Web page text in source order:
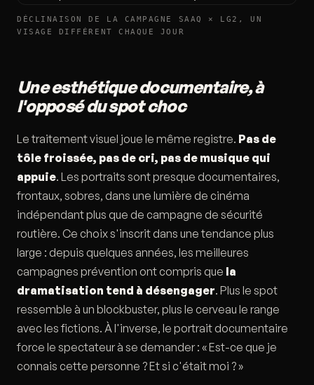
DÉCLINAISON DE LA CAMPAGNE SAAQ × LG2, UN
VISAGE DIFFÉRENT CHAQUE JOUR
Une esthétique documentaire, à
l'opposé du spot choc
Le traitement visuel joue le même registre. Pas de
tôle froissée, pas de cri, pas de musique qui
appuie. Les portraits sont presque documentaires,
frontaux, sobres, dans une lumière de cinéma
indépendant plus que de campagne de sécurité
routière. Ce choix s'inscrit dans une tendance plus
large : depuis quelques années, les meilleures
campagnes prévention ont compris que la
dramatisation tend à désengager. Plus le spot
ressemble à un blockbuster, plus le cerveau le range
avec les fictions. À l'inverse, le portrait documentaire
force le spectateur à se demander : « Est-ce que je
connais cette personne ? Et si c'était moi ? »